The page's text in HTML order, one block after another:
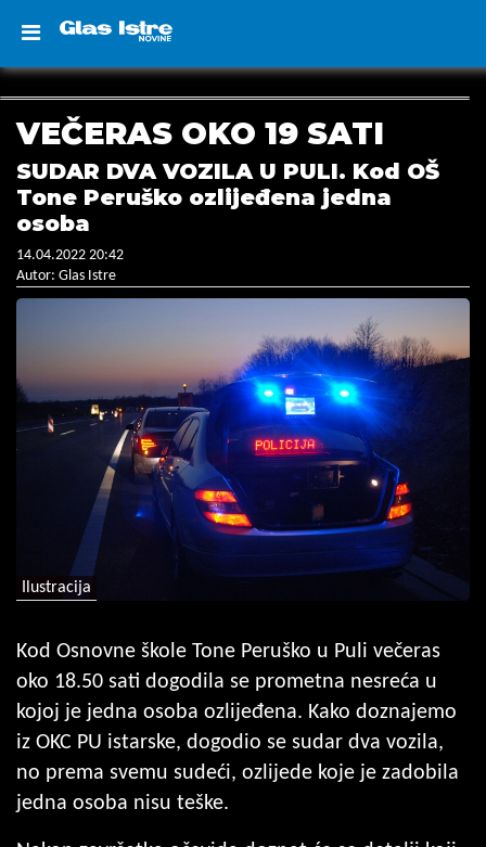
VEČERAS OKO 19 SATI
SUDAR DVA VOZILA U PULI. Kod OŠ
Tone Peruško ozlijeđena jedna
osoba
14.04.2022 20:42
Autor: Glas Istre
Ilustracija
Kod Osnovne škole Tone Peruško u Puli večeras
oko 18.50 sati dogodila se prometna nesreća u
kojoj je jedna osoba ozlijeđena. Kako doznajemo
iz OKC PU istarske, dogodio se sudar dva vozila,
no prema svemu sudeći, ozlijede koje je zadobila
jedna osoba nisu teške.